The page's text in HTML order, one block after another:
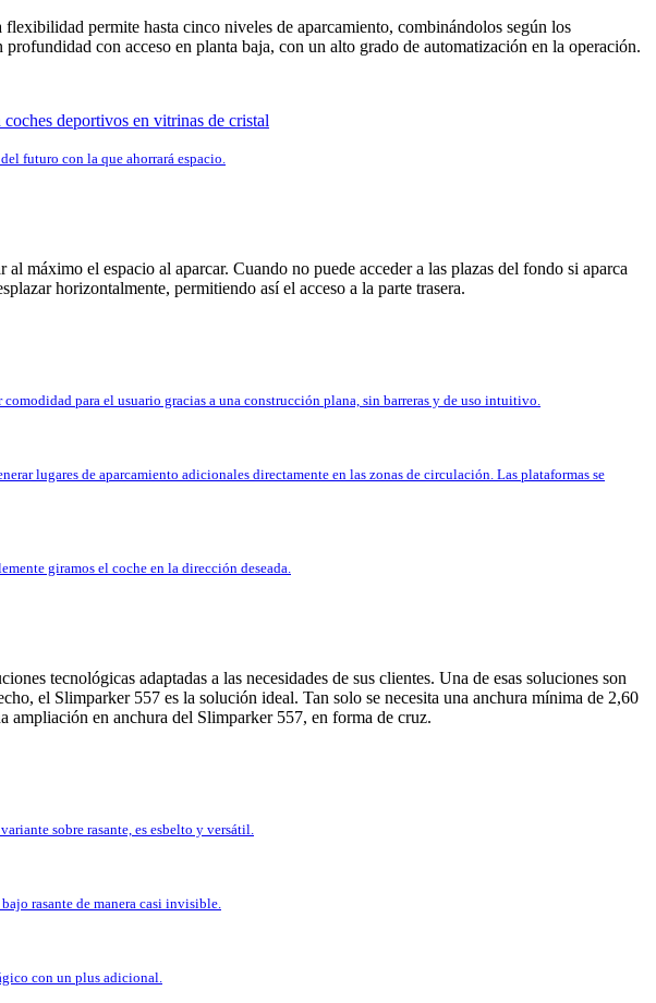
permite hasta cinco niveles de aparcamiento, combinándolos según los
con acceso en planta baja, con un alto grado de automatización en la operación.
futuro con la que ahorrará espacio.
máximo el espacio al aparcar. Cuando no puede acceder a las plazas del fondo si aparca
horizontalmente, permitiendo así el acceso a la parte trasera.
para el usuario gracias a una construcción plana, sin barreras y de uso intuitivo.
lugares de aparcamiento adicionales directamente en las zonas de circulación. Las plataformas se
giramos el coche en la dirección deseada.
tecnológicas adaptadas a las necesidades de sus clientes. Una de esas soluciones son
el Slimparker 557 es la solución ideal. Tan solo se necesita una anchura mínima de 2,60
ampliación en anchura del Slimparker 557, en forma de cruz.
sobre rasante, es esbelto y versátil.
rasante de manera casi invisible.
con un plus adicional.